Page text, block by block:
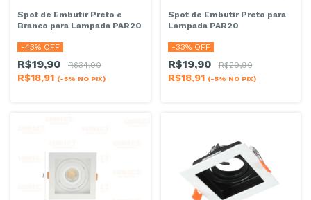
Spot de Embutir Preto e
Branco para Lampada PAR20
-43% OFF
R$19,90 R$34,90
R$18,91 (-5% NO PIX)
Spot de Embutir Preto para
Lampada PAR20
-33% OFF
R$19,90 R$29,90
R$18,91 (-5% NO PIX)